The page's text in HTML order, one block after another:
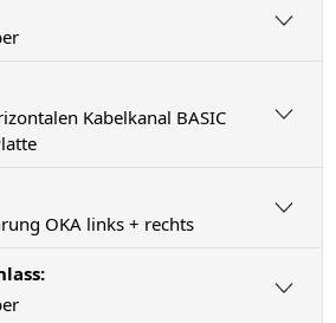
Kabelkanal BASIC
OKA links + rechts